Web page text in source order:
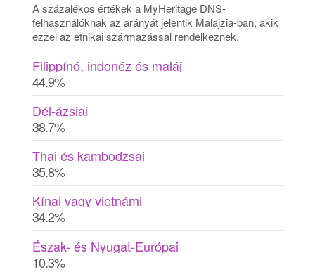
A százalékos értékek a MyHeritage DNS-
felhasználóknak az arányát jelentik Malajzia-ban, akik
ezzel az etnikai származással rendelkeznek.
Filippínó, indonéz és maláj
44.9%
Dél-ázsiai
38.7%
Thai és kambodzsai
35.8%
Kínai vagy vietnámi
34.2%
Észak- és Nyugat-Európai
10.3%